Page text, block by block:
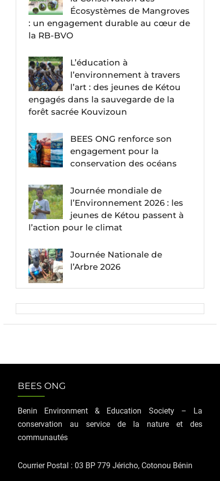
Écosystèmes de Mangroves
: un engagement durable au cœur de
la RB-BVO
L’éducation à
l’environnement à travers
l’art : des jeunes de Kétou
engagés dans la sauvegarde de la
forêt sacrée Kouvizoun
BEES ONG renforce son
engagement pour la
conservation des océans
Journée mondiale de
l’Environnement 2026 : les
jeunes de Kétou passent à
l’action pour le climat
Journée Nationale de
l’Arbre 2026
BEES ONG
Benin Environment & Education Society – La
conservation au service de la nature et des
communautés
Courrier Postal : 03 BP 779 Jéricho, Cotonou Bénin